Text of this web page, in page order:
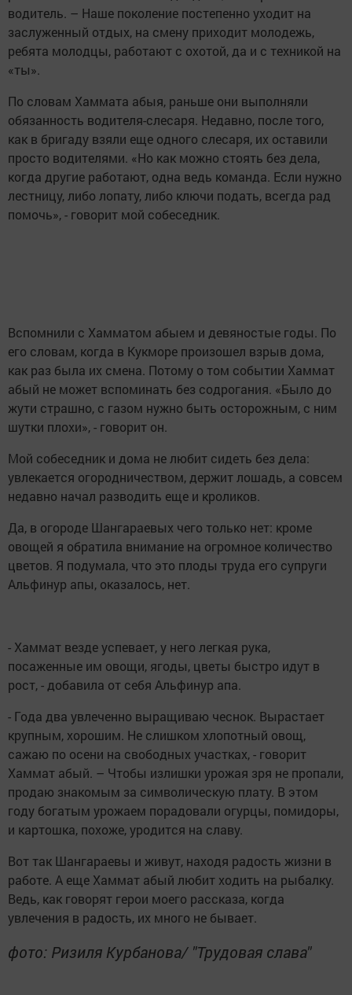
водитель. – Наше поколение постепенно уходит на
заслуженный отдых, на смену приходит молодежь,
ребята молодцы, работают с охотой, да и с техникой на
«ты».
По словам Хаммата абыя, раньше они выполняли
обязанность водителя-слесаря. Недавно, после того,
как в бригаду взяли еще одного слесаря, их оставили
просто водителями. «Но как можно стоять без дела,
когда другие работают, одна ведь команда. Если нужно
лестницу, либо лопату, либо ключи подать, всегда рад
помочь», - говорит мой собеседник.
Вспомнили с Хамматом абыем и девяностые годы. По
его словам, когда в Кукморе произошел взрыв дома,
как раз была их смена. Потому о том событии Хаммат
абый не может вспоминать без содрогания. «Было до
жути страшно, с газом нужно быть осторожным, с ним
шутки плохи», - говорит он.
Мой собеседник и дома не любит сидеть без дела:
увлекается огородничеством, держит лошадь, а совсем
недавно начал разводить еще и кроликов.
Да, в огороде Шангараевых чего только нет: кроме
овощей я обратила внимание на огромное количество
цветов. Я подумала, что это плоды труда его супруги
Альфинур апы, оказалось, нет.
- Хаммат везде успевает, у него легкая рука,
посаженные им овощи, ягоды, цветы быстро идут в
рост, - добавила от себя Альфинур апа.
- Года два увлеченно выращиваю чеснок. Вырастает
крупным, хорошим. Не слишком хлопотный овощ,
сажаю по осени на свободных участках, - говорит
Хаммат абый. – Чтобы излишки урожая зря не пропали,
продаю знакомым за символическую плату. В этом
году богатым урожаем порадовали огурцы, помидоры,
и картошка, похоже, уродится на славу.
Вот так Шангараевы и живут, находя радость жизни в
работе. А еще Хаммат абый любит ходить на рыбалку.
Ведь, как говорят герои моего рассказа, когда
увлечения в радость, их много не бывает.
фото: Ризиля Курбанова/ "Трудовая слава"